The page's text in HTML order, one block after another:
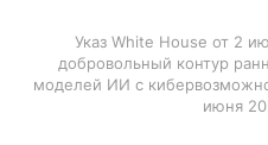
Указ White House от 2
добровольный контур
моделей ИИ с
июня